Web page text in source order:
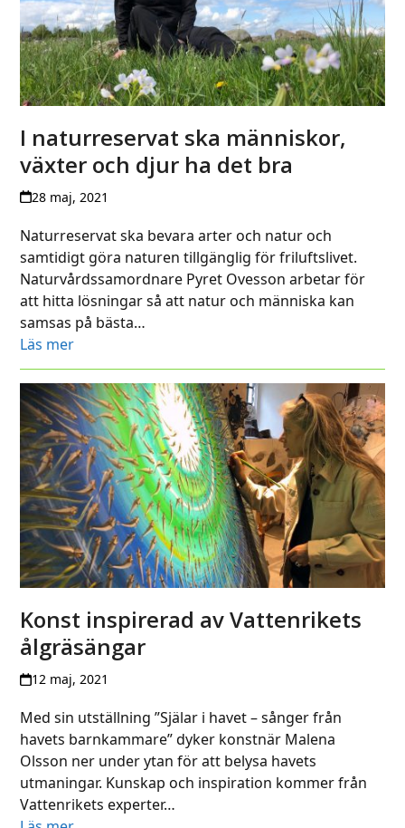
I naturreservat ska människor,
växter och djur ha det bra
28 maj, 2021
Naturreservat ska bevara arter och natur och
samtidigt göra naturen tillgänglig för friluftslivet.
Naturvårdssamordnare Pyret Ovesson arbetar för
att hitta lösningar så att natur och människa kan
samsas på bästa…
Läs mer
Konst inspirerad av Vattenrikets
ålgräsängar
12 maj, 2021
Med sin utställning ”Själar i havet – sånger från
havets barnkammare” dyker konstnär Malena
Olsson ner under ytan för att belysa havets
utmaningar. Kunskap och inspiration kommer från
Vattenrikets experter…